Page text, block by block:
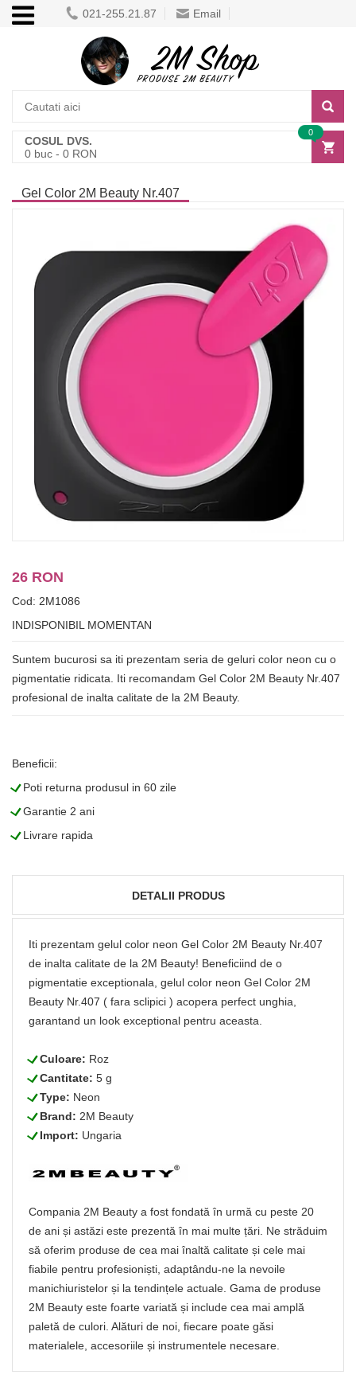
021-255.21.87 Email
COSUL DVS.
0 buc - 0 RON
0
Gel Color 2M Beauty Nr.407
26 RON
Cod: 2M1086
INDISPONIBIL MOMENTAN
Suntem bucurosi sa iti prezentam seria de geluri color neon cu o
pigmentatie ridicata. Iti recomandam Gel Color 2M Beauty Nr.407
profesional de inalta calitate de la 2M Beauty.
Beneficii:
LPoti returna produsul in 60 zile
LGarantie 2 ani
LLivrare rapida
DETALII PRODUS
Iti prezentam gelul color neon Gel Color 2M Beauty Nr.407
de inalta calitate de la 2M Beauty! Beneficiind de o
pigmentatie exceptionala, gelul color neon Gel Color 2M
Beauty Nr.407 ( fara sclipici ) acopera perfect unghia,
garantand un look exceptional pentru aceasta.
LCuloare: Roz
LCantitate: 5 g
LType: Neon
LBrand: 2M Beauty
LImport: Ungaria
Compania 2M Beauty a fost fondată în urmă cu peste 20
de ani și astăzi este prezentă în mai multe țări. Ne străduim
să oferim produse de cea mai înaltă calitate și cele mai
fiabile pentru profesioniști, adaptându-ne la nevoile
manichiuristelor și la tendințele actuale. Gama de produse
2M Beauty este foarte variată și include cea mai amplă
paletă de culori. Alături de noi, fiecare poate găsi
materialele, accesoriile și instrumentele necesare.